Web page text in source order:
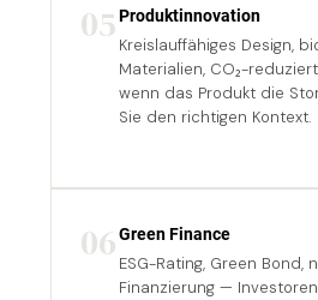
05 Produktinnovation
Kreislauffähiges Design,
Materialien, CO₂-
wenn das Produkt die
Sie den richtigen Kontext.
06 Green Finance
ESG-Rating, Green Bond,
Finanzierung —